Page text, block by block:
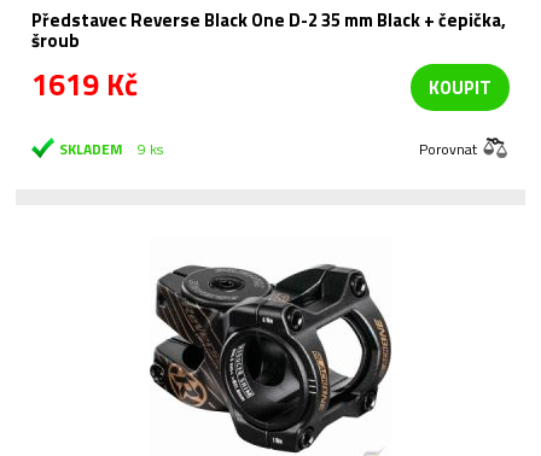
Představec Reverse Black One D-2 35 mm Black + čepička,
šroub
1619 Kč KOUPIT
SKLADEM 9 ks Porovnat